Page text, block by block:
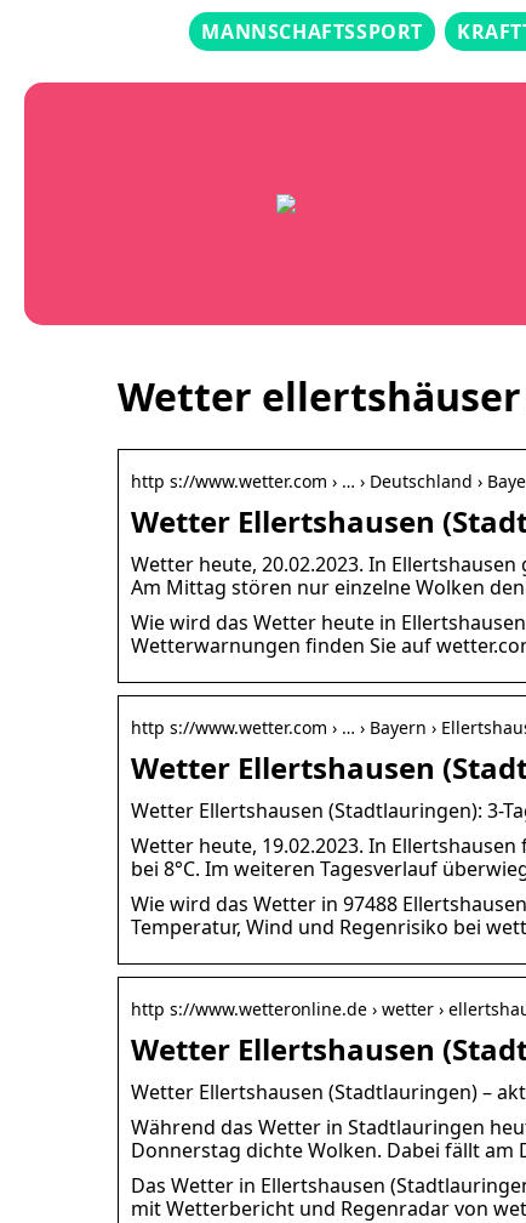
MANNSCHAFTSSPORT
Wetter ellertshäuser
http s://www.wetter.com › … › Deutschland ›
Wetter Ellertshausen
Wetter heute, 20.02.2023. In
Am Mittag stören nur einzelne Wolken
Wie wird das Wetter heute in
Wetterwarnungen finden Sie auf
http s://www.wetter.com › … › Bayern ›
Wetter Ellertshausen
Wetter Ellertshausen (Stadtlauringen): 3-
Wetter heute, 19.02.2023. In
bei 8°C. Im weiteren Tagesverlauf
Wie wird das Wetter in 97488
Temperatur, Wind und Regenrisiko bei
http s://www.wetteronline.de › wetter ›
Wetter Ellertshausen
Wetter Ellertshausen (Stadtlauringen) –
Während das Wetter in Stadtlauringen
Donnerstag dichte Wolken. Dabei fällt am
Das Wetter in Ellertshausen
mit Wetterbericht und Regenradar von